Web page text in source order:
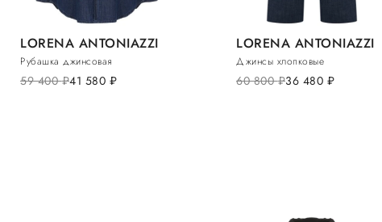
LORENA ANTONIAZZI
Рубашка джинсовая
59 400руб.41 580 руб.
LORENA ANTONIAZZI
Джинсы хлопковые
60 800руб.36 480 руб.